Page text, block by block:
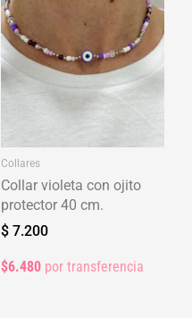
Collares
Collar violeta con ojito
protector 40 cm.
$ 7.200
$6.480 por transferencia